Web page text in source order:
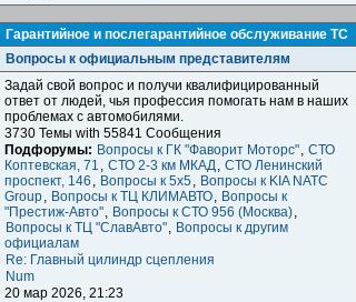
Гарантийное и послегарантийное обслуживание ТС
Вопросы к официальным представителям
Задай свой вопрос и получи квалифицированный
ответ от людей, чья профессия помогать нам в наших
проблемах с автомобилями.
3730 Темы with 55841 Сообщения
Подфорумы: Вопросы к ГК "Фаворит Моторс", СТО
Коптевская, 71 , СТО 2-3 км МКАД, СТО Ленинский
проспект, 146 , Вопросы к 5x5, Вопросы к KIA NATC
Group, Вопросы к ТЦ КЛИМАВТО, Вопросы к
"Престиж-Авто", Вопросы к СТО 956 (Москва),
Вопросы к ТЦ "СлавАвто", Вопросы к другим
официалам
Re: Главный цилиндр сцепления
Num
20 мар 2026, 21:23